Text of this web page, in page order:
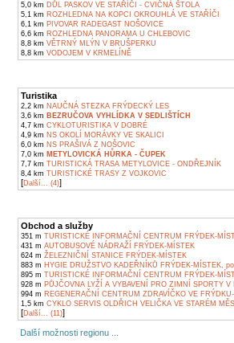
5,0 km DŮL PASKOV VE STAŘÍČI - CVIČNÁ ŠTOLA
5,1 km ROZHLEDNA NA KOPCI OKROUHLÁ VE STAŘÍČI
6,1 km PIVOVAR RADEGAST NOŠOVICE
6,6 km ROZHLEDNA PANORAMA U CHLEBOVIC
8,8 km VĚTRNÝ MLÝN V BRUŠPERKU
8,8 km VODOJEM V KRMELÍNĚ
Turistika
2,2 km NAUČNÁ STEZKA FRÝDECKÝ LES
3,6 km BEZRUČOVA VYHLÍDKA V SEDLIŠTÍCH
4,7 km CYKLOTURISTIKA V DOBRÉ
4,9 km NS OKOLÍ MORÁVKY VE SKALICI
6,0 km NS PRAŠIVÁ Z NOŠOVIC
7,0 km METYLOVICKÁ HŮRKA - ČUPEK
7,7 km TURISTICKÁ TRASA METYLOVICE - ONDŘEJNÍK
8,4 km TURISTICKÉ TRASY Z VOJKOVIC
[Další... (4)]
Obchod a služby
351 m TURISTICKÉ INFORMAČNÍ CENTRUM FRÝDEK-
431 m AUTOBUSOVÉ NÁDRAŽÍ FRÝDEK-MÍSTEK
624 m ŽELEZNIČNÍ STANICE FRÝDEK-MÍSTEK
883 m HYGIE DRUŽSTVO KADEŘNÍKŮ FRÝDEK-MÍSTEK,
895 m TURISTICKÉ INFORMAČNÍ CENTRUM FRÝDEK-
928 m PŮJČOVNA LYŽÍ A VYBAVENÍ PRO ZIMNÍ SPORTY V
994 m REGENERAČNÍ CENTRUM ZDRAVÍČKO VE
1,5 km CYKLO SERVIS OLDŘICH VELIČKA VE STARÉM
[Další... (11)]
Další možnosti regionu ...